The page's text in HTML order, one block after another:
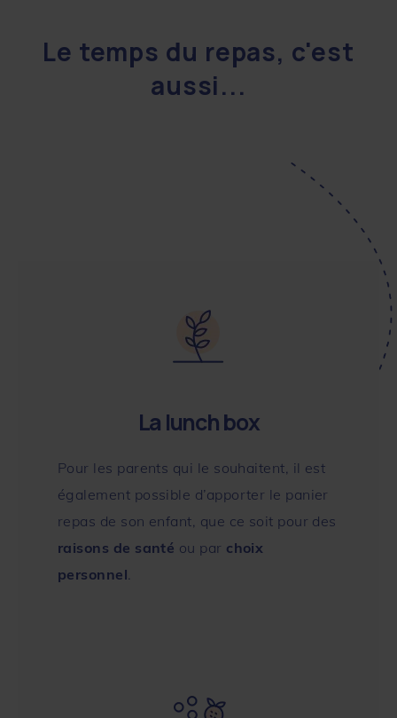
Le temps du repas, c'est
aussi...
La lunch box
Pour les parents qui le souhaitent, il est
également possible d’apporter le panier
repas de son enfant, que ce soit pour des
raisons de santé ou par choix
personnel